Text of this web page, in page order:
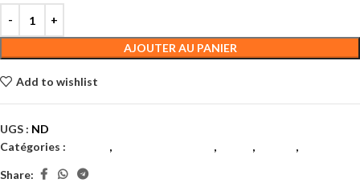
AJOUTER AU PANIER
Add to wishlist
UGS : ND
Catégories :
, , , ,
Share: